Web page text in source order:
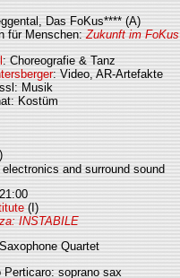
Das FoKus**** (A)
für Menschen:Zukunft im FoKus
: Choreografie & Tanz
: Video, AR-Artefakte
Musik
Kostüm
and surround sound
(I)
INSTABILE
Quartet
Perticaro: soprano sax